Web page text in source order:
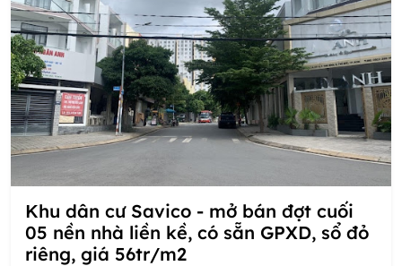
Khu dân cư Savico - mở bán đợt cuối
05 nền nhà liền kề, có sẵn GPXD, sổ đỏ
riêng, giá 56tr/m2